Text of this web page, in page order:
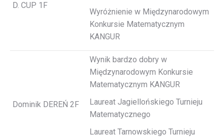
D. CUP 1F
Wyróżnienie w Międzynarodowym
Konkursie Matematycznym
KANGUR
Dominik DEREŃ 2F
Wynik bardzo dobry w
Międzynarodowym Konkursie
Matematycznym KANGUR
Laureat Jagiellońskiego Turnieju
Matematycznego
Laureat Tarnowskiego Turnieju